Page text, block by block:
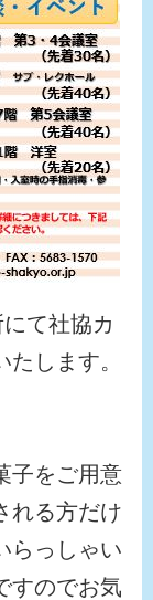
て社協カ
します。
子をご用意
れる方だけ
らっしゃい
すのでお気